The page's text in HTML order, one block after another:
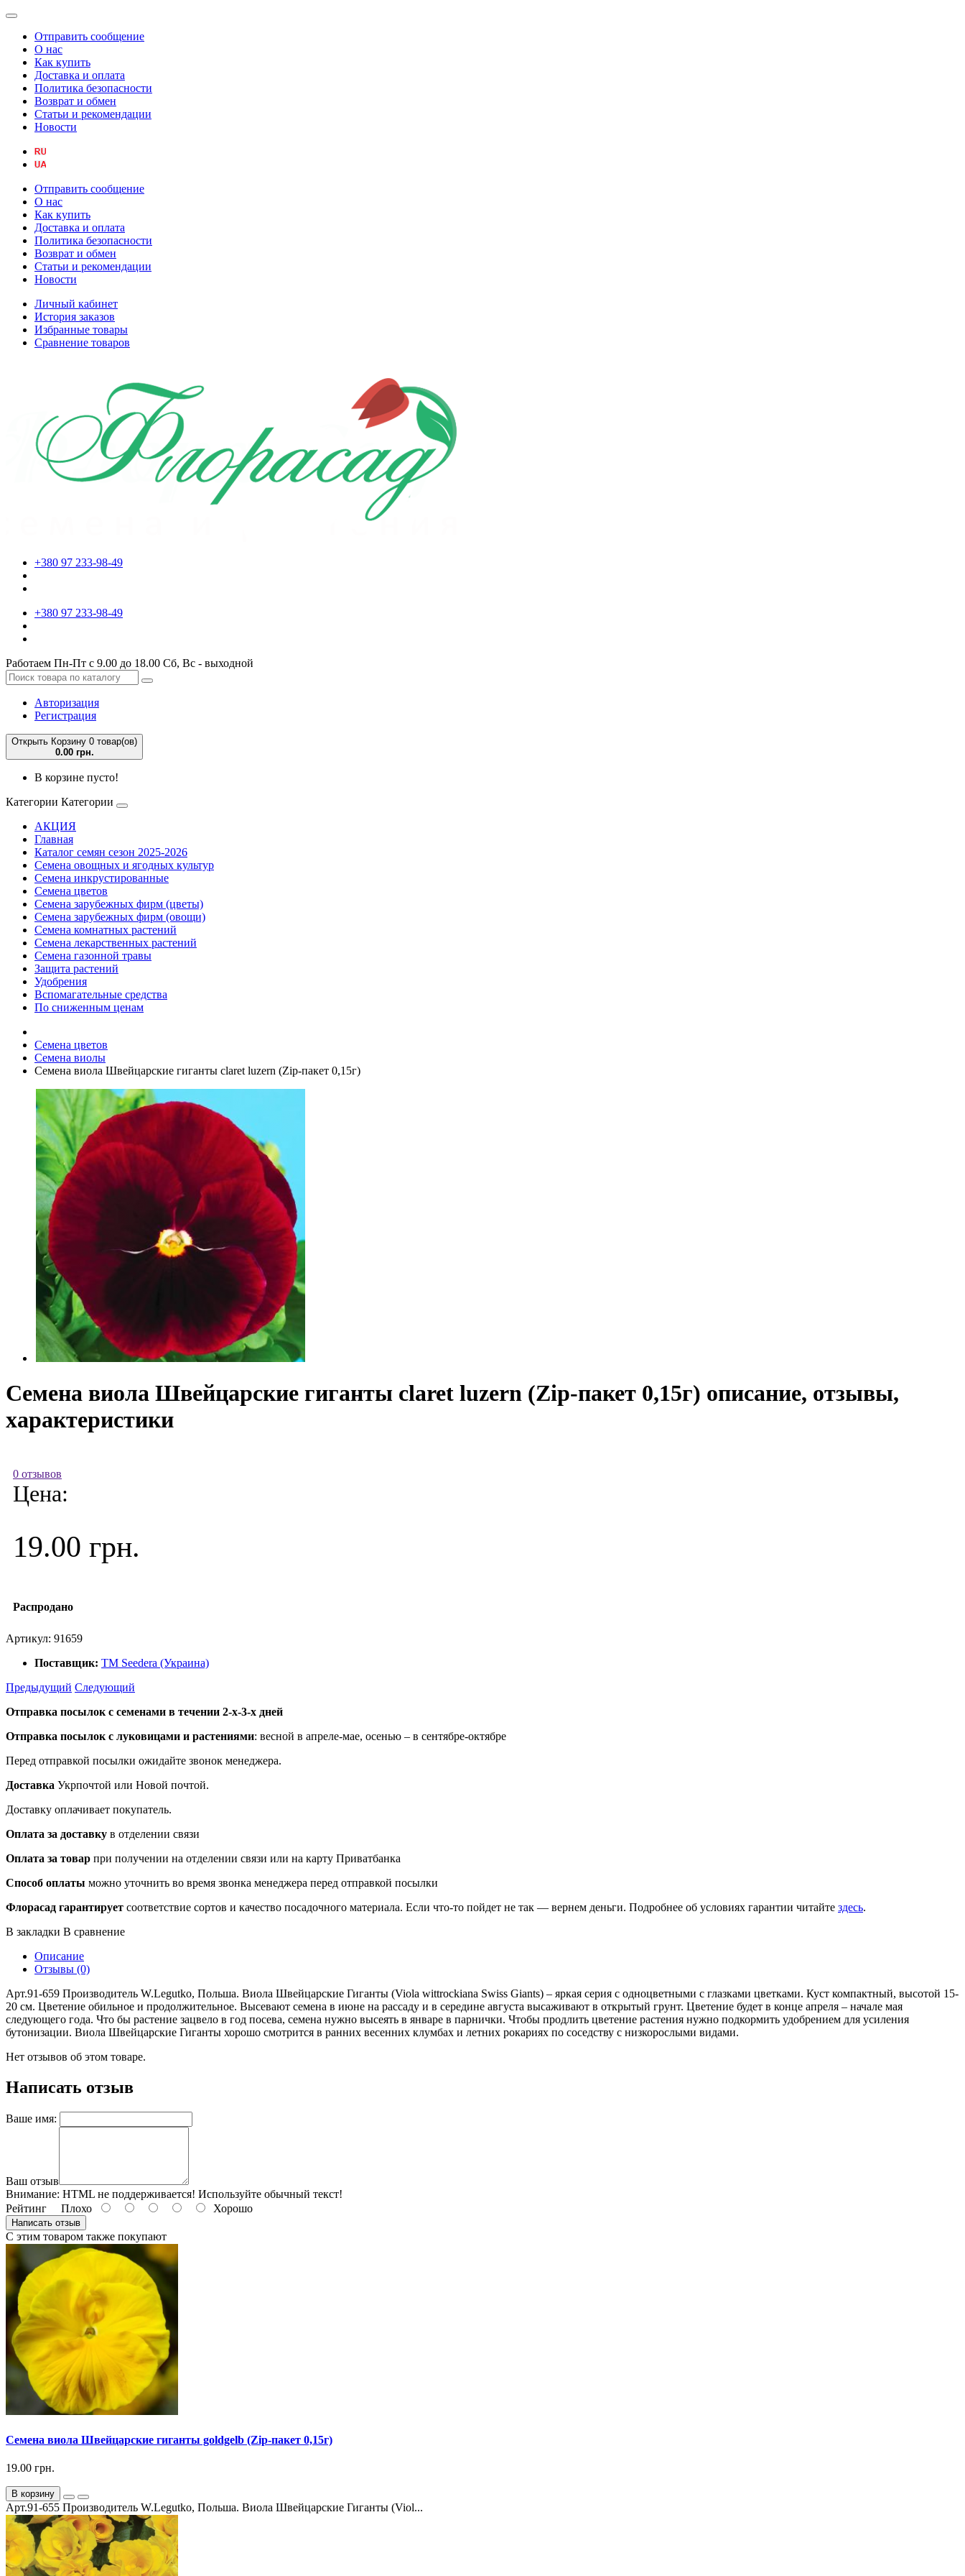
Отправить сообщение
О нас
Как купить
Доставка и оплата
Политика безопасности
Возврат и обмен
Статьи и рекомендации
Новости
Отправить сообщение
О нас
Как купить
Доставка и оплата
Политика безопасности
Возврат и обмен
Статьи и рекомендации
Новости
Личный кабинет
История заказов
Избранные товары
Сравнение товаров
+380 97 233-98-49
+380 97 233-98-49
Работаем Пн-Пт с 9.00 до 18.00 Сб, Вс - выходной
Авторизация
Регистрация
Открыть Корзину 0 товар(ов)
0.00 грн.
В корзине пусто!
Категории Категории
АКЦИЯ
Главная
Каталог семян сезон 2025-2026
Семена овощных и ягодных культур
Семена инкрустированные
Семена цветов
Семена зарубежных фирм (цветы)
Семена зарубежных фирм (овощи)
Семена комнатных растений
Семена лекарственных растений
Семена газонной травы
Защита растений
Удобрения
Вспомагательные средства
По сниженным ценам
Семена цветов
Семена виолы
Семена виола Швейцарские гиганты сlaret luzern (Zip-пакет 0,15г)
Семена виола Швейцарские гиганты сlaret luzern (Zip-пакет 0,15г) описание, отзывы,
характеристики
0 отзывов
Цена:
19.00 грн.
Распродано
Артикул: 91659
Поставщик: ТМ Seedera (Украина)
Предыдущий Следующий
Отправка посылок с семенами в течении 2-х-3-х дней
Отправка посылок с луковицами и растениями: весной в апреле-мае, осенью – в сентябре-октябре
Перед отправкой посылки ожидайте звонок менеджера.
Доставка Укрпочтой или Новой почтой.
Доставку оплачивает покупатель.
Оплата за доставку в отделении связи
Оплата за товар при получении на отделении связи или на карту Приватбанка
Способ оплаты можно уточнить во время звонка менеджера перед отправкой посылки
Флорасад гарантирует соответствие сортов и качество посадочного материала. Если что-то пойдет не так — вернем деньги. Подробнее об условиях гарантии читайте здесь.
В закладки В сравнение
Описание
Отзывы (0)
Арт.91-659 Производитель W.Legutko, Польша. Виола Швейцарские Гиганты (Viola wittrockiana Swiss Giants) – яркая серия с одноцветными с глазками цветками. Куст компактный, высотой 15-
20 см. Цветение обильное и продолжительное. Высевают семена в июне на рассаду и в середине августа высаживают в открытый грунт. Цветение будет в конце апреля – начале мая
следующего года. Что бы растение зацвело в год посева, семена нужно высеять в январе в парнички. Чтобы продлить цветение растения нужно подкормить удобрением для усиления
бутонизации. Виола Швейцарские Гиганты хорошо смотрится в ранних весенних клумбах и летних рокариях по соседству с низкорослыми видами.
Нет отзывов об этом товаре.
Написать отзыв
Ваше имя:
Ваш отзыв
Внимание: HTML не поддерживается! Используйте обычный текст!
Рейтинг Плохо Хорошо
Написать отзыв
С этим товаром также покупают
Семена виола Швейцарские гиганты goldgelb (Zip-пакет 0,15г)
19.00 грн.
В корзину
Арт.91-655 Производитель W.Legutko, Польша. Виола Швейцарские Гиганты (Viol...